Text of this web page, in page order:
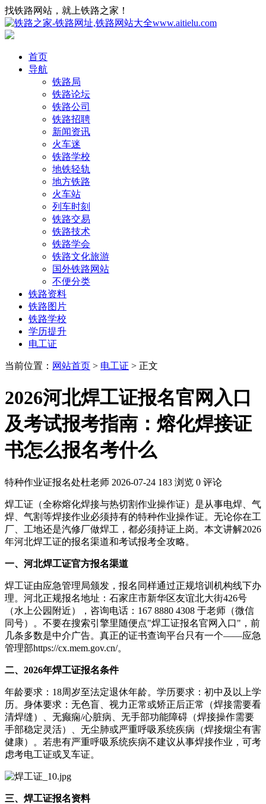
找铁路网站，就上铁路之家！
首页
导航
铁路局
铁路论坛
铁路公司
铁路招聘
新闻资讯
火车迷
铁路学校
地铁轻轨
地方铁路
火车站
列车时刻
铁路交易
铁路技术
铁路学会
铁路文化旅游
国外铁路网站
不便分类
铁路资料
铁路图片
铁路学校
学历提升
电工证
当前位置： 网站首页 > 电工证 > 正文
2026河北焊工证报名官网入口
及考试报考指南：熔化焊接证
书怎么报名考什么
特种作业证报名处杜老师 2026-07-24 183 浏览 0 评论
焊工证（全称熔化焊接与热切割作业操作证）是从事电焊、气
焊、气割等焊接作业必须持有的特种作业操作证。无论你在工
厂、工地还是汽修厂做焊工，都必须持证上岗。本文讲解2026
年河北焊工证的报名渠道和考试报考全攻略。
一、河北焊工证官方报名渠道
焊工证由应急管理局颁发，报名同样通过正规培训机构线下办
理。河北正规报名地址：石家庄市新华区友谊北大街426号
（水上公园附近），咨询电话：167 8880 4308 于老师（微信
同号）。不要在搜索引擎里随便点"焊工证报名官网入口"，前
几条多数是中介广告。真正的证书查询平台只有一个——应急
管理部https://cx.mem.gov.cn/。
二、2026年焊工证报名条件
年龄要求：18周岁至法定退休年龄。学历要求：初中及以上学
历。身体要求：无色盲、视力正常或矫正后正常（焊接需要看
清焊缝）、无癫痫/心脏病、无手部功能障碍（焊接操作需要
手部稳定灵活）、无尘肺或严重呼吸系统疾病（焊接烟尘有害
健康）。若患有严重呼吸系统疾病不建议从事焊接作业，可考
虑考电工证或叉车证。
三、焊工证报名资料